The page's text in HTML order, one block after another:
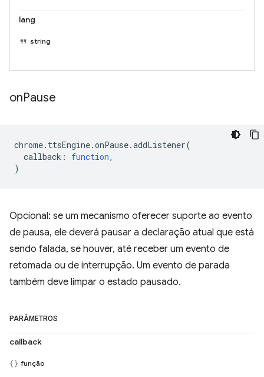
lang
string
onPause
chrome. ttsEngine.onPause.addListener(
callback : function,
)
Opcional: se um mecanismo oferecer suporte ao evento
de pausa, ele deverá pausar a declaração atual que está
sendo falada, se houver, até receber um evento de
retomada ou de interrupção. Um evento de parada
também deve limpar o estado pausado.
PARÂMETROS
callback
função